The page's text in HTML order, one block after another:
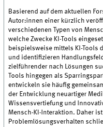
Basierend auf dem aktuellen
Autor:innen einer kürzlich
verschiedenen Typen von
welche Zwecke KI-Tools
beispielsweise mittels KI-Tools
und identifizieren
zielführender nach Lösungen
Tools hingegen als
entwickeln sie häufig
der Entwicklung neuartiger
Wissensvertiefung und
Mensch-KI-Interaktion. Daher
Problemlösungsverhalten